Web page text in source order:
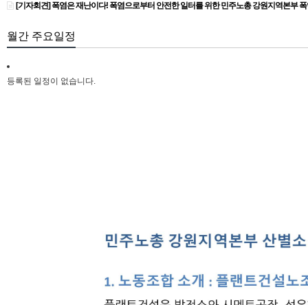
[기자회견] 폭염은 재난이다! 폭염으로부터 안전한 일터를 위한 민주노총 강원지역본부
월간 주요일정
등록된 일정이 없습니다.